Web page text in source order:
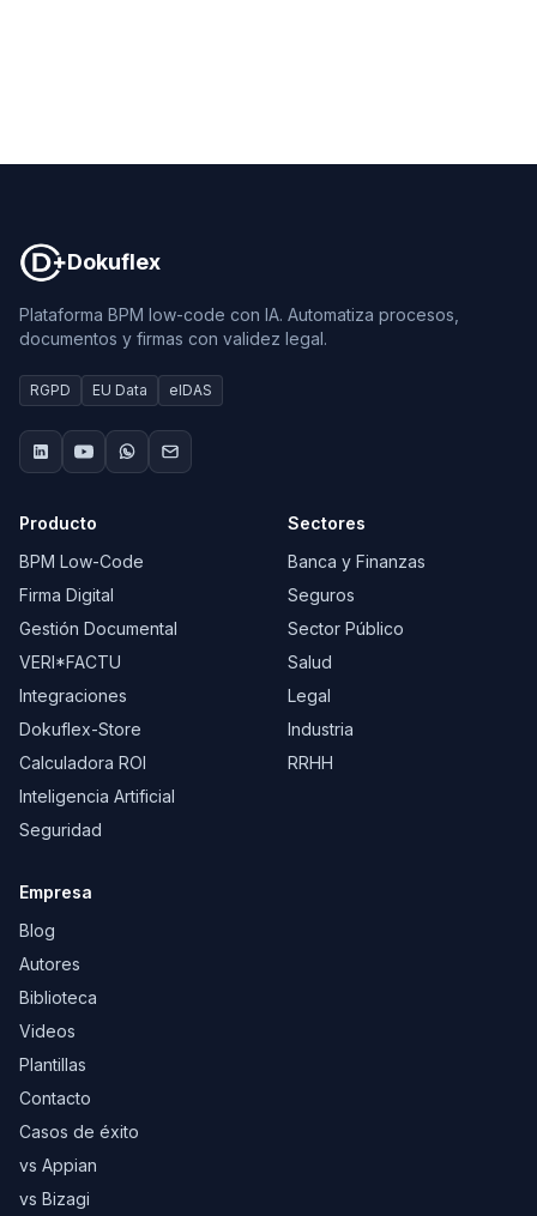
Dokuflex
Plataforma BPM low-code con IA. Automatiza procesos,
documentos y firmas con validez legal.
RGPD EU Data eIDAS
Producto
BPM Low-Code
Firma Digital
Gestión Documental
VERI*FACTU
Integraciones
Dokuflex-Store
Calculadora ROI
Inteligencia Artificial
Seguridad
Sectores
Banca y Finanzas
Seguros
Sector Público
Salud
Legal
Industria
RRHH
Empresa
Blog
Autores
Biblioteca
Videos
Plantillas
Contacto
Casos de éxito
vs Appian
vs Bizagi